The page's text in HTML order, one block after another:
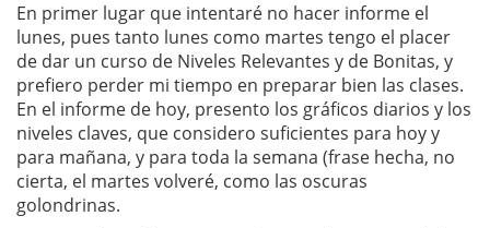
En primer lugar que intentaré no hacer informe el
lunes, pues tanto lunes como martes tengo el placer
de dar un curso de Niveles Relevantes y de Bonitas, y
prefiero perder mi tiempo en preparar bien las clases.
En el informe de hoy, presento los gráficos diarios y los
niveles claves, que considero suficientes para hoy y
para mañana, y para toda la semana (frase hecha, no
cierta, el martes volveré, como las oscuras
golondrinas.